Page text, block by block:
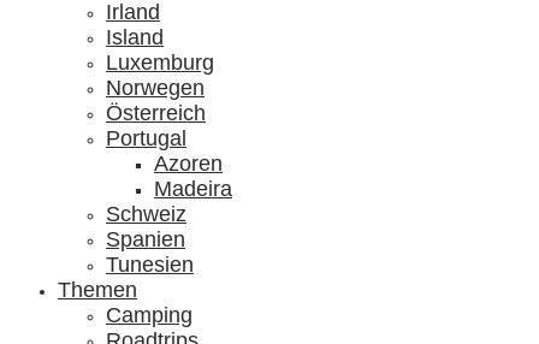
Irland
Island
Luxemburg
Norwegen
Österreich
Portugal
Azoren
Madeira
Schweiz
Spanien
Tunesien
Themen
Camping